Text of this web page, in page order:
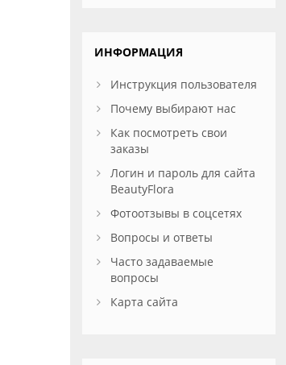
ИНФОРМАЦИЯ
Инструкция пользователя
Почему выбирают нас
Как посмотреть свои
заказы
Логин и пароль для сайта
BeautyFlora
Фотоотзывы в соцсетях
Вопросы и ответы
Часто задаваемые
вопросы
Карта сайта